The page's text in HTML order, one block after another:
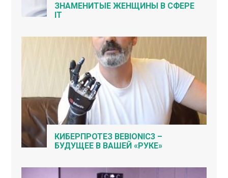
ЗНАМЕНИТЫЕ ЖЕНЩИНЫ В СФЕРЕ
IT
КИБЕРПРОТЕЗ BEBIONIC3 –
БУДУЩЕЕ В ВАШЕЙ «РУКЕ»